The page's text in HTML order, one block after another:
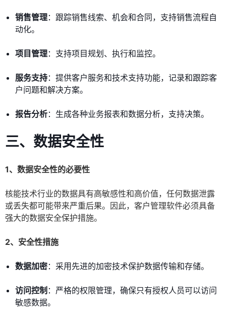
销售管理：跟踪销售线索、机会和合同，支持销售流程自
动化。
项目管理：支持项目规划、执行和监控。
服务支持：提供客户服务和技术支持功能，记录和跟踪客
户问题和解决方案。
报告分析：生成各种业务报表和数据分析，支持决策。
三、数据安全性
1、数据安全性的必要性
核能技术行业的数据具有高敏感性和高价值，任何数据泄露
或丢失都可能带来严重后果。因此，客户管理软件必须具备
强大的数据安全保护措施。
2、安全性措施
数据加密：采用先进的加密技术保护数据传输和存储。
访问控制 ：严格的权限管理，确保只有授权人员可以访问
敏感数据。